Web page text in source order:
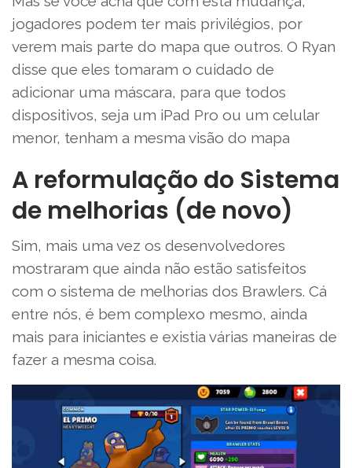
jogadores podem ter mais privilégios, por
verem mais parte do mapa que outros. O Ryan
disse que eles tomaram o cuidado de
adicionar uma máscara, para que todos
dispositivos, seja um iPad Pro ou um celular
menor, tenham a mesma visão do mapa
A reformulação do Sistema
de melhorias (de novo)
Sim, mais uma vez os desenvolvedores
mostraram que ainda não estão satisfeitos
com o sistema de melhorias dos Brawlers. Cá
entre nós, é bem complexo mesmo, ainda
mais para iniciantes e existia várias maneiras de
fazer a mesma coisa.